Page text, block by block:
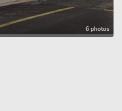
6 photos